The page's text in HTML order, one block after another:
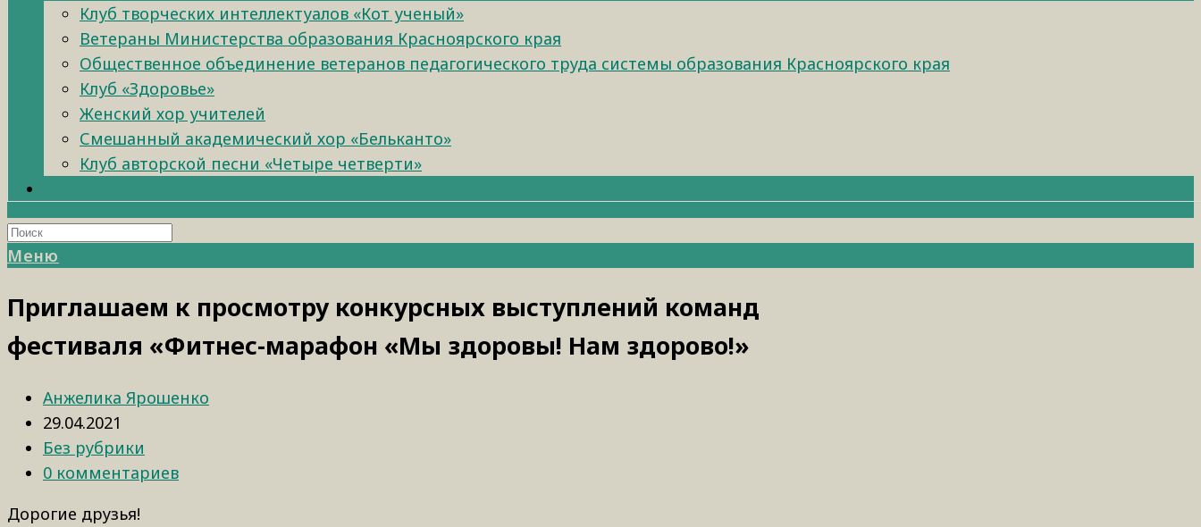
Клуб творческих интеллектуалов «Кот ученый»
Ветераны Министерства образования Красноярского края
Общественное объединение ветеранов педагогического труда системы образования Красноярского края
Клуб «Здоровье»
Женский хор учителей
Смешанный академический хор «Бельканто»
Клуб авторской песни «Четыре четверти»
Меню
Приглашаем к просмотру конкурсных выступлений команд
фестиваля «Фитнес-марафон «Мы здоровы! Нам здорово!»
Анжелика Ярошенко
29.04.2021
Без рубрики
0 комментариев
Дорогие друзья!